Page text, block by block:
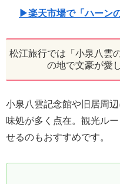
▶楽天市場で「ハーン
松江旅行では「小泉八雲
の地で文豪が愛
小泉八雲記念館や旧居周
味処が多く点在。観光ル
せるのもおすすめです。